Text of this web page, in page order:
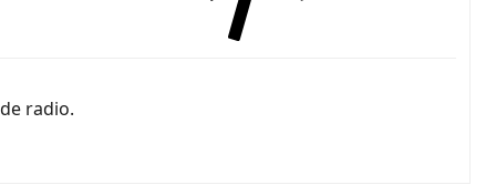
radio.